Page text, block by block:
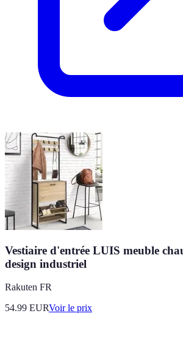
Vestiaire d'entrée LUIS meuble
design industriel
Rakuten FR
54.99 EURVoir le prix